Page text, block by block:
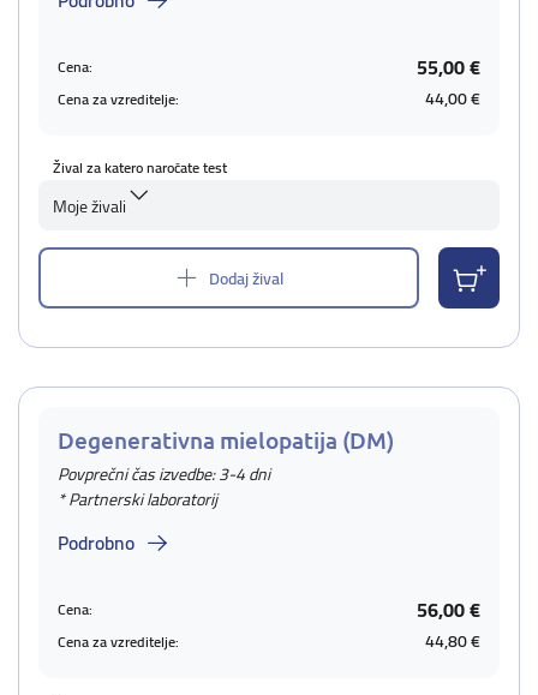
Cena: 55,00 €
Cena za vzreditelje: 44,00 €
Žival za katero naročate test
Moje živali
Dodaj žival
Degenerativna mielopatija (DM)
Povprečni čas izvedbe: 3-4 dni
* Partnerski laboratorij
Podrobno
Cena: 56,00 €
Cena za vzreditelje: 44,80 €